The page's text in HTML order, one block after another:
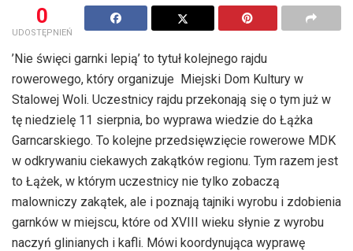
0
UDOSTĘPNIEŃ
’Nie święci garnki lepią’ to tytuł kolejnego rajdu
rowerowego, który organizuje Miejski Dom Kultury w
Stalowej Woli. Uczestnicy rajdu przekonają się o tym już w
tę niedzielę 11 sierpnia, bo wyprawa wiedzie do Łążka
Garncarskiego. To kolejne przedsięwzięcie rowerowe MDK
w odkrywaniu ciekawych zakątków regionu. Tym razem jest
to Łążek, w którym uczestnicy nie tylko zobaczą
malowniczy zakątek, ale i poznają tajniki wyrobu i zdobienia
garnków w miejscu, które od XVIII wieku słynie z wyrobu
naczyń glinianych i kafli. Mówi koordynująca wyprawę